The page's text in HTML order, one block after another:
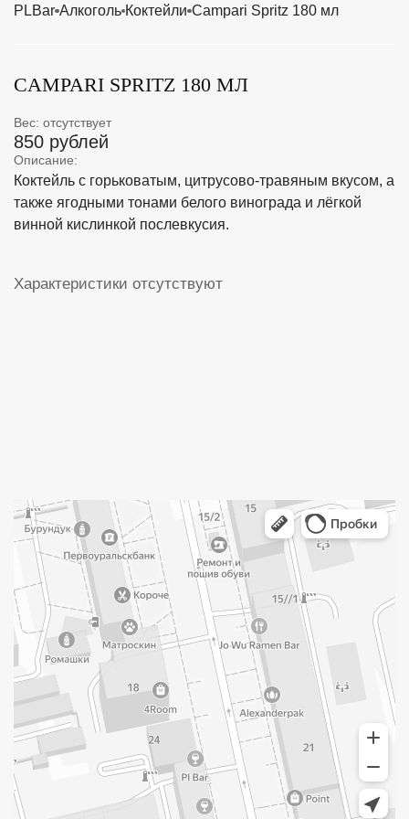
PLBar Алкоголь Коктейли Campari Spritz 180 мл
CAMPARI SPRITZ 180 МЛ
Вес: отсутствует
850 рублей
Описание:
Коктейль с горьковатым, цитрусово-травяным вкусом, а
также ягодными тонами белого винограда и лёгкой
винной кислинкой послевкусия.
Характеристики отсутствуют